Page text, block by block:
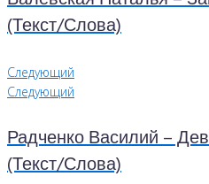
(Текст/Слова)
Следующий
Следующий
Радченко Василий –
(Текст/Слова)